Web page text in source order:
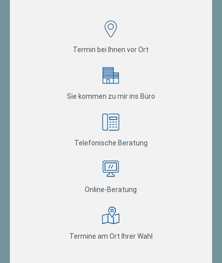
Termin bei Ihnen vor Ort
Sie kommen zu mir ins Büro
Telefonische Beratung
Online-Beratung
Termine am Ort Ihrer Wahl